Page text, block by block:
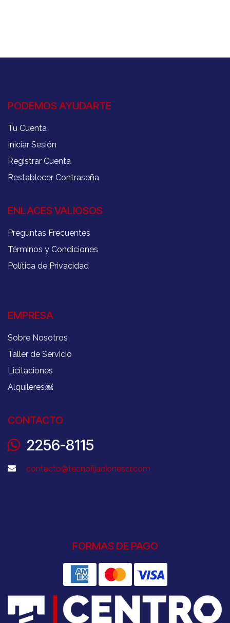
PODEMOS AYUDARTE
Tu Cuenta
Iniciar Sesión
Registrar Cuenta
Restablecer Contraseña
ENLACES VALIOSOS
Preguntas Frecuentes
Términos y Condiciones
Política de Privacidad
EMPRESA
Sobre Nosotros
Taller de Servicio
Licitaciones
Alquileres￼
CONTACTO
2256-8115
contacto@tecnofijacionescr.com
FORMAS DE PAGO